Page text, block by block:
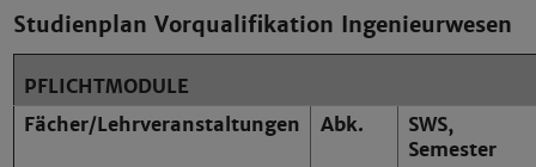
Studienplan Vorqualifikation Ingenieurwesen
PFLICHTMODULE
Fächer/Lehrveranstaltungen
Abk.
SWS,
Semester